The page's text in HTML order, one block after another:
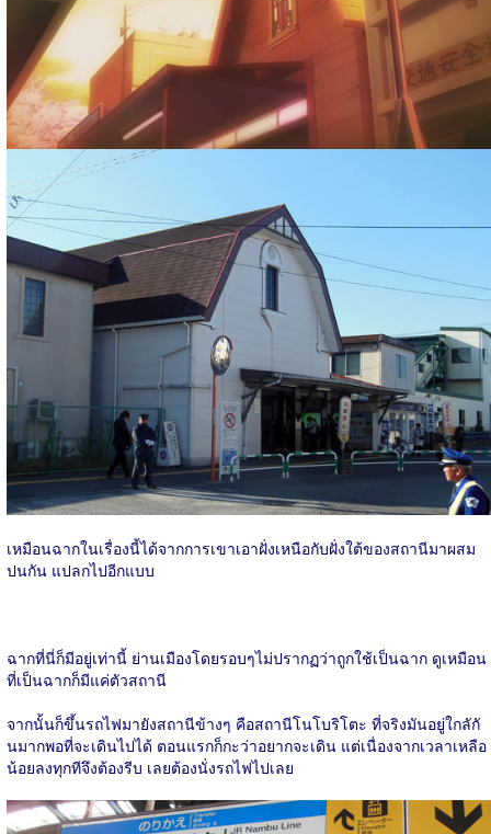
เหมือนฉากในเรื่องนี้ได้จากการเขาเอาฝั่งเหนือกับฝั่งใต้ของสถานีมาผสม
ปนกัน แปลกไปอีกแบบ
ฉากที่นี่ก็มีอยู่เท่านี้ ย่านเมืองโดยรอบๆไม่ปรากฏว่าถูกใช้เป็นฉาก ดูเหมือน
ที่เป็นฉากก็มีแค่ตัวสถานี
จากนั้นก็ขึ้นรถไฟมายังสถานีข้างๆ คือสถานีโนโบริโตะ ที่จริงมันอยู่ใกลักั
นมากพอที่จะเดินไปได้ ตอนแรกก็กะว่าอยากจะเดิน แต่เนื่องจากเวลาเหลือ
น้อยลงทุกทีจึงต้องรีบ เลยต้องนั่งรถไฟไปเลย